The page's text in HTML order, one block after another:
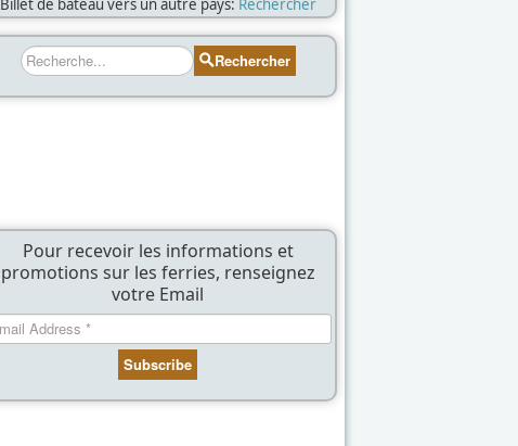
Billet de bateau vers un autre pays: Rechercher
Rechercher Rechercher
Pour recevoir les informations et
promotions sur les ferries, renseignez
votre Email